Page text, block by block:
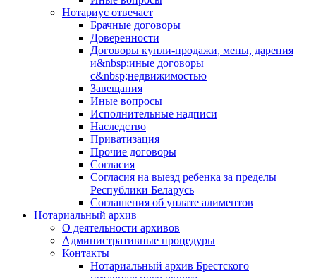
Нотариус отвечает
Брачные договоры
Доверенности
Договоры купли-продажи, мены, дарения
и&nbsp;иные договоры
с&nbsp;недвижимостью
Завещания
Иные вопросы
Исполнительные надписи
Наследство
Приватизация
Прочие договоры
Согласия
Согласия на выезд ребенка за пределы
Республики Беларусь
Соглашения об уплате алиментов
Нотариальный архив
О деятельности архивов
Административные процедуры
Контакты
Нотариальный архив Брестского